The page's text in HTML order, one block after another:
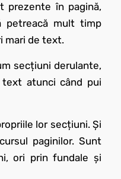
prezente în pagină,
petreacă mult timp
mari de text.
secțiuni derulante,
text atunci când pui
lor secțiuni. Și
paginilor. Sunt
ori prin fundale și